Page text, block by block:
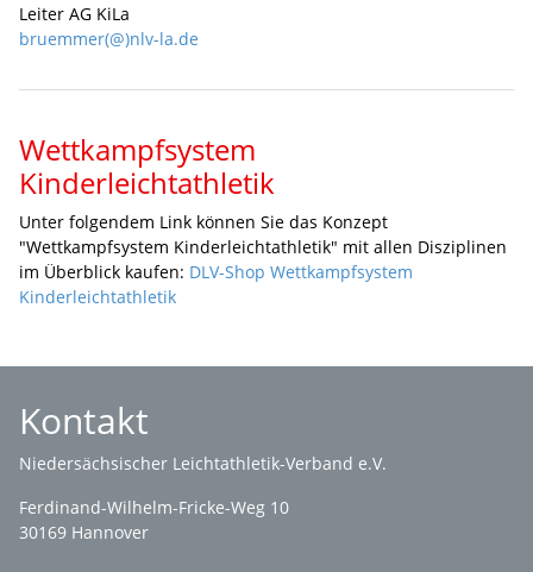
Leiter AG KiLa
bruemmer(@)nlv-la.de
Wettkampfsystem
Kinderleichtathletik
Unter folgendem Link können Sie das Konzept
"Wettkampfsystem Kinderleichtathletik" mit allen Disziplinen
im Überblick kaufen: DLV-Shop Wettkampfsystem
Kinderleichtathletik
Kontakt
Niedersächsischer Leichtathletik-Verband e.V.
Ferdinand-Wilhelm-Fricke-Weg 10
30169 Hannover